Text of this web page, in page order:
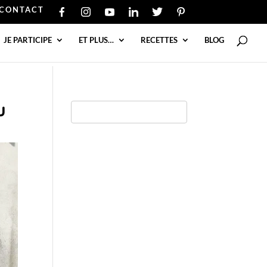
JE PARTICIPE ET PLUS… RECETTES BLOG